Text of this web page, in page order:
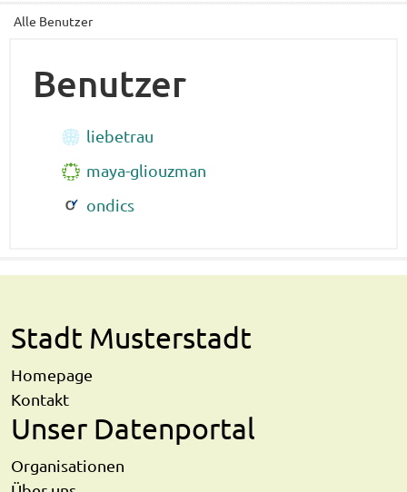
Alle Benutzer
Benutzer
liebetrau
maya-gliouzman
ondics
Stadt Musterstadt
Homepage
Kontakt
Unser Datenportal
Organisationen